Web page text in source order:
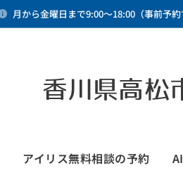
月から金曜日まで9:00～18:00（事前予約
香川県高
アイリス無料相談の予約